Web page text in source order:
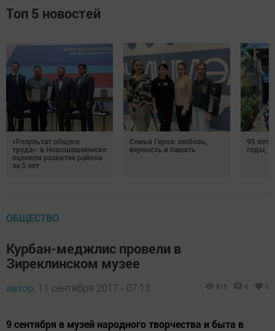
Топ 5 новостей
«Результат общего
труда»: в Новошешминске
оценили развитие района
за 5 лет
Семья Героя: любовь,
верность и память
95 лет
годы,
ОБЩЕСТВО
Курбан-меджлис провели в
Зиреклинском музее
автор, 11 сентября 2017 - 07:13 815 0 0
9 сентября в музей народного творчества и быта в